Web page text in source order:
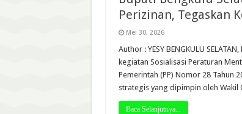
Perizinan, Tegaskan
Mei 30, 2026
Author : YESY BENGKULU
kegiatan Sosialisasi Peraturan
Pemerintah (PP) Nomor 28 Tahun
strategis yang dipimpin oleh
Baca Selanjutnya...